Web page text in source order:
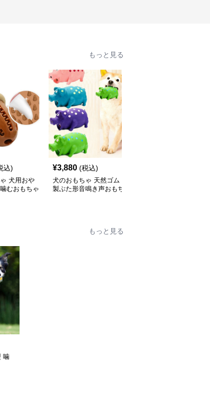
もっと見る
込)
犬用おや
むおもちゃ
¥3,880 (税込)
犬のおもちゃ 天然ゴム
製ぶた形音鳴き声おもち
もっと見る
噛